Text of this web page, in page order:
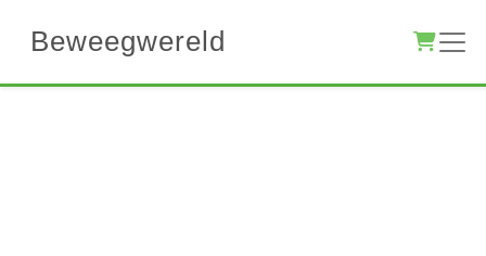
Beweegwereld